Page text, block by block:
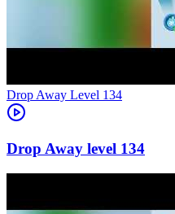
Level 134
134